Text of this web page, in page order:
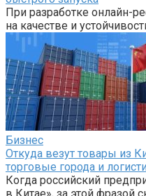
При разработке онлайн-
на качестве и
Бизнес
Откуда везут товары из
торговые города и
Когда российский